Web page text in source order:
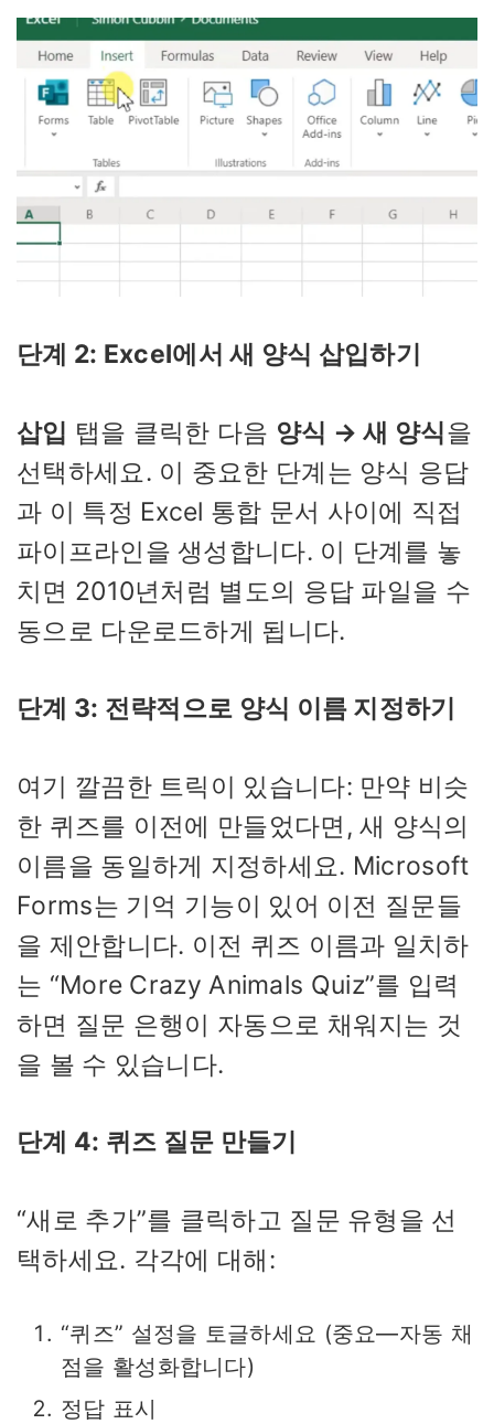
단계 2: Excel에서 새 양식 삽입하기
삽입 탭을 클릭한 다음 양식 → 새 양식을
선택하세요. 이 중요한 단계는 양식 응답
과 이 특정 Excel 통합 문서 사이에 직접
파이프라인을 생성합니다. 이 단계를 놓
치면 2010년처럼 별도의 응답 파일을 수
동으로 다운로드하게 됩니다.
단계 3: 전략적으로 양식 이름 지정하기
여기 깔끔한 트릭이 있습니다: 만약 비슷
한 퀴즈를 이전에 만들었다면, 새 양식의
이름을 동일하게 지정하세요. Microsoft
Forms는 기억 기능이 있어 이전 질문들
을 제안합니다. 이전 퀴즈 이름과 일치하
는 “More Crazy Animals Quiz”를 입력
하면 질문 은행이 자동으로 채워지는 것
을 볼 수 있습니다.
단계 4: 퀴즈 질문 만들기
“새로 추가”를 클릭하고 질문 유형을 선
택하세요. 각각에 대해:
“퀴즈” 설정을 토글하세요 (중요—자동 채
점을 활성화합니다)
정답 표시